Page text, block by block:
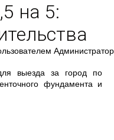
на 5:
Администратор
выезда за город по
фундамента и